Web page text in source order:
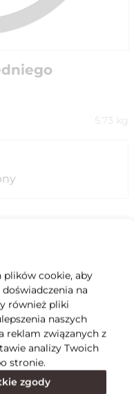
5.73 kg
plików cookie, aby
na
również pliki
naszych
reklam związanych z
analizy Twoich
stronie.
zgody